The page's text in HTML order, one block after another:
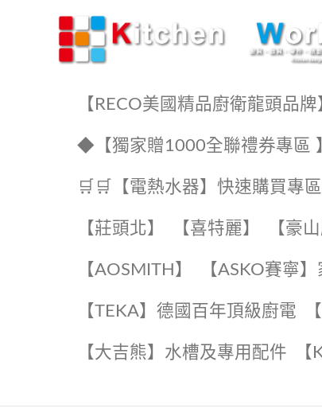
【RECO美國精品廚衛龍頭品牌
◆【獨家贈1000全聯禮券專區
🛒🛒【電熱水器】快速購買專區
【莊頭北】 【喜特麗】 【豪山
【AOSMITH】 【ASKO賽寧
️【TEKA】️德國百年頂級廚電
【大吉熊】水槽及專用配件